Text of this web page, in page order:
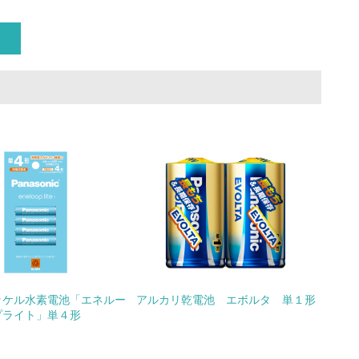
いる
標や計画を立てている
ル水素電池「エネルー
ライト」単４形
アルカリ乾電池 エボルタ 単１形